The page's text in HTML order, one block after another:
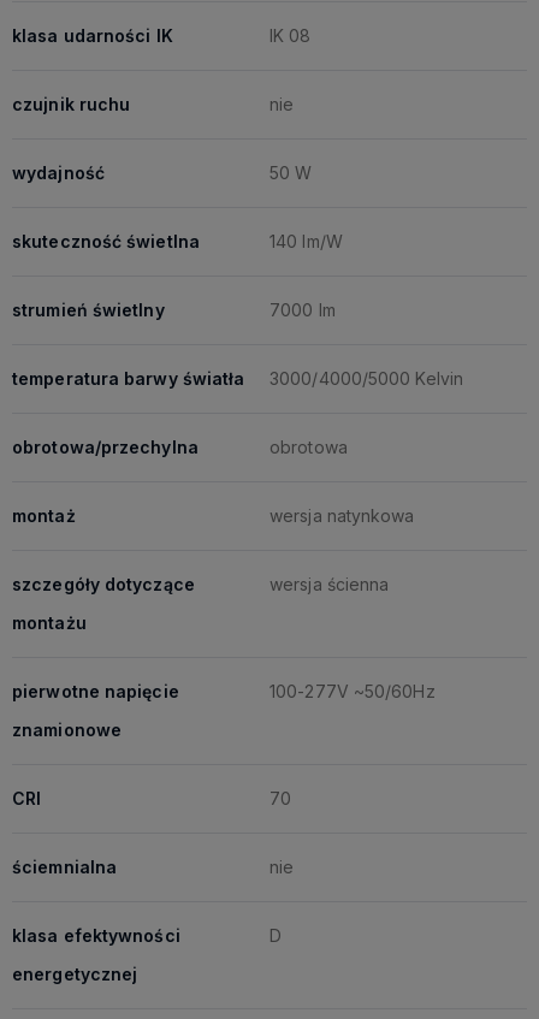
klasa udarności IK IK 08
czujnik ruchu nie
wydajność 50 W
skuteczność świetlna 140 lm/W
strumień świetlny 7000 lm
temperatura barwy światła 3000/4000/5000 Kelvin
obrotowa/przechylna obrotowa
montaż wersja natynkowa
szczegóły dotyczące
montażu
wersja ścienna
pierwotne napięcie
znamionowe
100-277V ~50/60Hz
CRI 70
ściemnialna nie
klasa efektywności
energetycznej
D